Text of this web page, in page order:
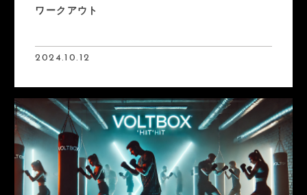
ワークアウト
2024.10.12